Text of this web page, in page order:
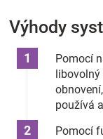
Výhody
Pomocí
používá
Pomocí